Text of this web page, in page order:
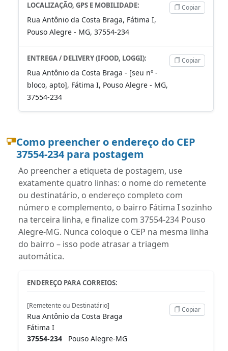
LOCALIZAÇÃO, GPS E MOBILIDADE:
Rua Antônio da Costa Braga, Fátima I,
Pouso Alegre - MG, 37554-234
Copiar
ENTREGA / DELIVERY (IFOOD, LOGGI):
Rua Antônio da Costa Braga - [seu nº -
bloco, apto], Fátima I, Pouso Alegre - MG,
37554-234
Copiar
Como preencher o endereço do CEP
37554-234 para postagem
Ao preencher a etiqueta de postagem, use
exatamente quatro linhas: o nome do remetente
ou destinatário, o endereço completo com
número e complemento, o bairro Fátima I sozinho
na terceira linha, e finalize com 37554-234 Pouso
Alegre-MG. Nunca coloque o CEP na mesma linha
do bairro – isso pode atrasar a triagem
automática.
ENDEREÇO PARA CORREIOS:
[Remetente ou Destinatário]
Rua Antônio da Costa Braga
Fátima I
37554-234 Pouso Alegre-MG
Copiar